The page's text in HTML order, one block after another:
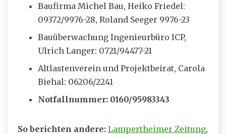
Baufirma Michel Bau, Heiko Friedel:
09372/9976-28, Roland Seeger 9976-23
Bauüberwachung Ingenieurbüro ICP,
Ulrich Langer: 0721/94477-21
Altlastenverein und Projektbeirat, Carola
Biehal: 06206/2241
Notfallnummer: 0160/95983343
So berichten andere: Lampertheimer Zeitung,